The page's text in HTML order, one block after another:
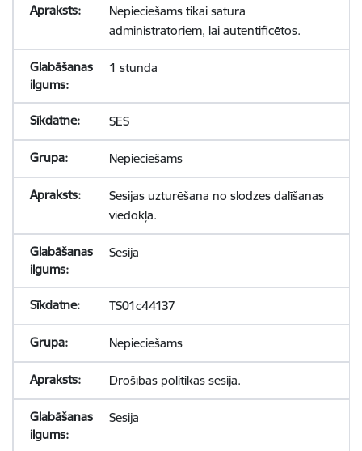
Nepieciešams tikai satura
administratoriem, lai autentificētos.
1 stunda
SES
Nepieciešams
Sesijas uzturēšana no slodzes dalīšanas
viedokļa.
Sesija
TS01c44137
Nepieciešams
Drošības politikas sesija.
Sesija